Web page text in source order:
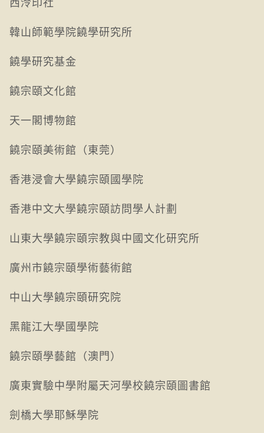
韓山師範學院饒學研究所
饒學研究基金
饒宗頤文化館
天一閣博物館
饒宗頤美術館（東莞）
香港浸會大學饒宗頤國學院
香港中文大學饒宗頤訪問學人計劃
山東大學饒宗頤宗教與中國文化研究所
廣州市饒宗頤學術藝術館
中山大學饒宗頤研究院
黑龍江大學國學院
饒宗頤學藝館（澳門）
廣東實驗中學附屬天河學校饒宗頤圖書館
劍橋大學耶穌學院